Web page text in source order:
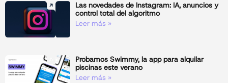
Las novedades de Instagram: IA, anuncios y
control total del algoritmo
Leer más »
Probamos Swimmy, la app para alquilar
piscinas este verano
Leer más »